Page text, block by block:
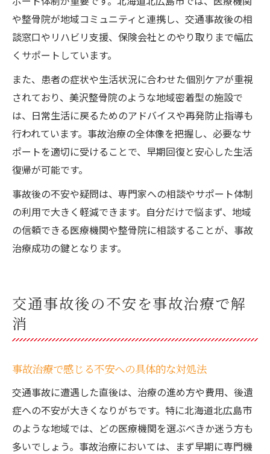
や整骨院が地域コミュニティと連携し、交通事故後の相
談窓口やリハビリ支援、保険会社とのやり取りまで幅広
くサポートしています。
また、患者の症状や生活状況に合わせた個別ケアが重視
されており、美沢整骨院のような地域密着型の施設で
は、日常生活に戻るためのアドバイスや再発防止指導も
行われています。事故治療の全体像を把握し、必要なサ
ポートを適切に受けることで、早期回復と安心した生活
復帰が可能です。
事故後の不安や疑問は、専門家への相談やサポート体制
の利用で大きく軽減できます。自分だけで悩まず、地域
の信頼できる医療機関や整骨院に相談することが、事故
治療成功の鍵となります。
交通事故後の不安を事故治療で解
消
事故治療で感じる不安への具体的な対処法
交通事故に遭遇した直後は、治療の進め方や費用、後遺
症への不安が大きくなりがちです。特に北海道北広島市
のような地域では、どの医療機関を選ぶべきか迷う方も
多いでしょう。事故治療においては、まず早期に専門機